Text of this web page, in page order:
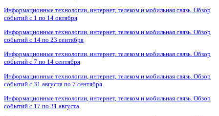
Информационные технологии, интернет, телеком и мобильная связь. Обзор
событий с 1 по 14 октября
Информационные технологии, интернет, телеком и мобильная связь. Обзор
событий с 14 по 23 сентября
Информационные технологии, интернет, телеком и мобильная связь. Обзор
событий с 7 по 14 сентября
Информационные технологии, интернет, телеком и мобильная связь. Обзор
событий с 31 августа по 7 сентября
Информационные технологии, интернет, телеком и мобильная связь. Обзор
событий с 17 по 31 августа